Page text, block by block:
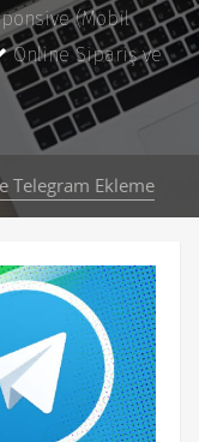
(Mobil
Online Sipariş ve
Telegram Ekleme